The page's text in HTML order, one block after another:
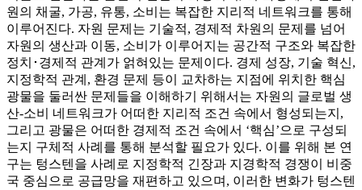
원의 채굴, 가공, 유통, 소비는 복잡한 지리적 네트워크를 통해
이루어진다. 자원 문제는 기술적, 경제적 차원의 문제를 넘어
자원의 생산과 이동, 소비가 이루어지는 공간적 구조와 복잡한
정치･경제적 관계가 얽혀있는 문제이다. 경제 성장, 기술 혁신,
지정학적 관계, 환경 문제 등이 교차하는 지점에 위치한 핵심
광물을 둘러싼 문제들을 이해하기 위해서는 자원의 글로벌 생
산-소비 네트워크가 어떠한 지리적 조건 속에서 형성되는지,
그리고 광물은 어떠한 경제적 조건 속에서 ‘핵심’으로 구성되
는지 구체적 사례를 통해 분석할 필요가 있다. 이를 위해 본 연
구는 텅스텐을 사례로 지정학적 긴장과 지경학적 경쟁이 비중
국 중심으로 공급망을 재편하고 있으며, 이러한 변화가 텅스텐